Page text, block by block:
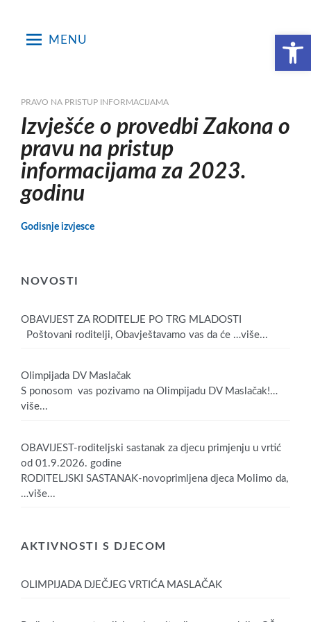
Open toolbar
MENU
PRAVO NA PRISTUP INFORMACIJAMA
Izvješće o provedbi Zakona o
pravu na pristup
informacijama za 2023.
godinu
Godisnje izvjesce
NOVOSTI
OBAVIJEST ZA RODITELJE PO TRG MLADOSTI
Poštovani roditelji, Obavještavamo vas da će …više...
Olimpijada DV Maslačak
S ponosom vas pozivamo na Olimpijadu DV Maslačak!…
više...
OBAVIJEST-roditeljski sastanak za djecu primjenju u vrtić
od 01.9.2026. godine
RODITELJSKI SASTANAK-novoprimljena djeca Molimo da,
…više...
AKTIVNOSTI S DJECOM
OLIMPIJADA DJEČJEG VRTIĆA MASLAČAK